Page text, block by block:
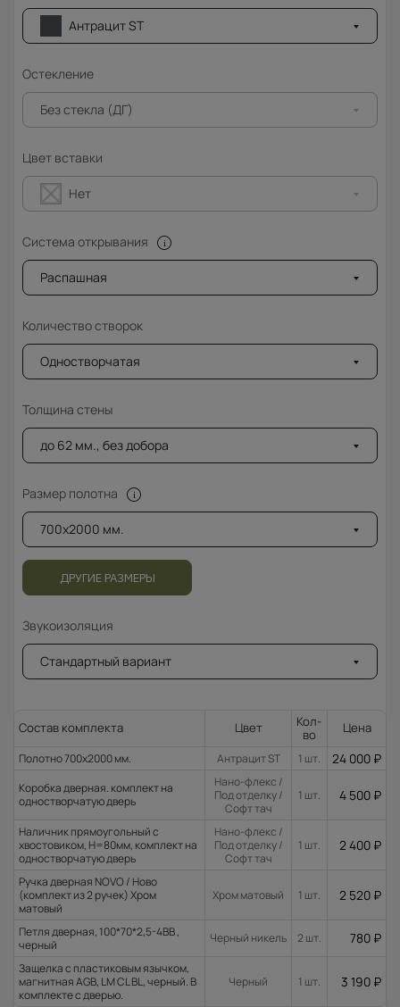
Антрацит ST
Остекление
Без стекла (ДГ)
Цвет вставки
Нет
Система открывания
Распашная
Количество створок
Одностворчатая
Толщина стены
до 62 мм., без добора
Размер полотна
700x2000 мм.
ДРУГИЕ РАЗМЕРЫ
Звукоизоляция
Стандартный вариант
Состав комплекта Цвет
Кол-
во
Цена
Полотно 700x2000 мм. Антрацит ST 1 шт. 24 000 ₽
Коробка дверная. комплект на
одностворчатую дверь
Нано-флекс /
Под отделку /
Софт тач
1 шт. 4 500 ₽
Наличник прямоугольный с
хвостовиком, H=80мм, комплект на
одностворчатую дверь
Нано-флекс /
Под отделку /
Софт тач
1 шт. 2 400 ₽
Ручка дверная NOVO / Ново
(комплект из 2 ручек) Хром
матовый
Хром матовый 1 шт. 2 520 ₽
Петля дверная, 100*70*2,5-4ВВ ,
черный
Черный никель 2 шт. 780 ₽
Защелка с пластиковым язычком,
магнитная AGB, LM CL BL, черный. В
комплекте с дверью.
Черный 1 шт. 3 190 ₽